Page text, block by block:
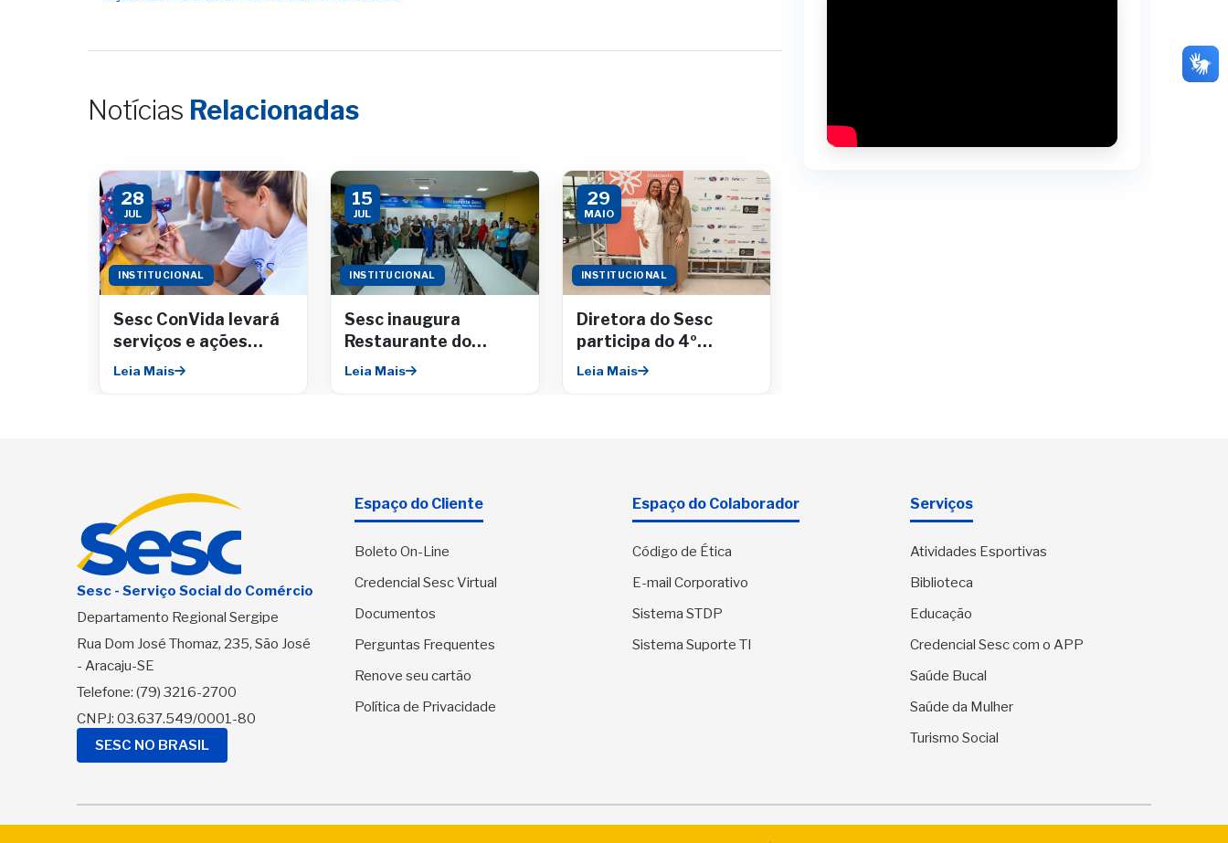
Notícias Relacionadas
28
JUL
INSTITUCIONAL
Sesc ConVida levará
serviços e ações
gratuitas para o
Leia Mais
15
JUL
INSTITUCIONAL
Sesc inaugura
Restaurante do
Comerciário no
Leia Mais
29
MAIO
INSTITUCIONAL
Diretora do Sesc
participa do 4º
Encontro da Câmara
Leia Mais
Sesc - Serviço Social do Comércio
Departamento Regional Sergipe
Rua Dom José Thomaz, 235, São José
- Aracaju-SE
Telefone: (79) 3216-2700
CNPJ: 03.637.549/0001-80
SESC NO BRASIL
Espaço do Cliente
Boleto On-Line
Credencial Sesc Virtual
Documentos
Perguntas Frequentes
Renove seu cartão
Política de Privacidade
Espaço do Colaborador
Código de Ética
E-mail Corporativo
Sistema STDP
Sistema Suporte TI
Serviços
Atividades Esportivas
Biblioteca
Educação
Credencial Sesc com o APP
Saúde Bucal
Saúde da Mulher
Turismo Social